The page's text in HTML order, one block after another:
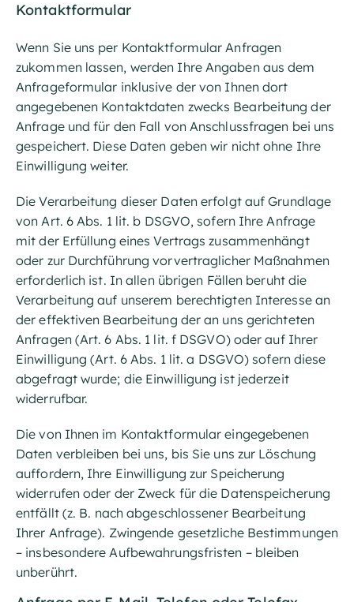
Kontaktformular
Wenn Sie uns per Kontaktformular Anfragen
zukommen lassen, werden Ihre Angaben aus dem
Anfrageformular inklusive der von Ihnen dort
angegebenen Kontaktdaten zwecks Bearbeitung der
Anfrage und für den Fall von Anschlussfragen bei uns
gespeichert. Diese Daten geben wir nicht ohne Ihre
Einwilligung weiter.
Die Verarbeitung dieser Daten erfolgt auf Grundlage
von Art. 6 Abs. 1 lit. b DSGVO, sofern Ihre Anfrage
mit der Erfüllung eines Vertrags zusammenhängt
oder zur Durchführung vorvertraglicher Maßnahmen
erforderlich ist. In allen übrigen Fällen beruht die
Verarbeitung auf unserem berechtigten Interesse an
der effektiven Bearbeitung der an uns gerichteten
Anfragen (Art. 6 Abs. 1 lit. f DSGVO) oder auf Ihrer
Einwilligung (Art. 6 Abs. 1 lit. a DSGVO) sofern diese
abgefragt wurde; die Einwilligung ist jederzeit
widerrufbar.
Die von Ihnen im Kontaktformular eingegebenen
Daten verbleiben bei uns, bis Sie uns zur Löschung
auffordern, Ihre Einwilligung zur Speicherung
widerrufen oder der Zweck für die Datenspeicherung
entfällt (z. B. nach abgeschlossener Bearbeitung
Ihrer Anfrage). Zwingende gesetzliche Bestimmungen
– insbesondere Aufbewahrungsfristen – bleiben
unberührt.